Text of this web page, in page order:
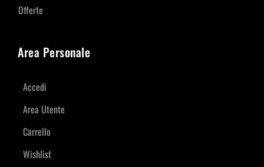
Offerte
Area Personale
Accedi
Area Utente
Carrello
Wishlist